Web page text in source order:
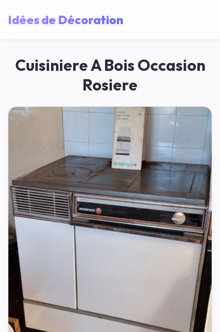
Idées de Décoration
Cuisiniere A Bois Occasion
Rosiere